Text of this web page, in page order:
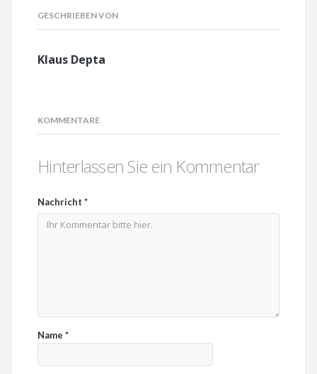
GESCHRIEBEN VON
Klaus Depta
KOMMENTARE
Hinterlassen Sie ein Kommentar
Nachricht*
Name*